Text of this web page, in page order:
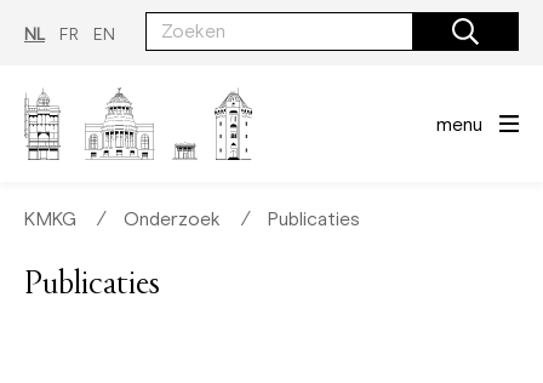
inhoud
gaan
NL FR EN
menu
KMKG ∕ Onderzoek ∕ Publicaties
Publicaties